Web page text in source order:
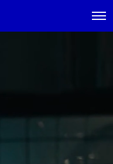
Main
menu